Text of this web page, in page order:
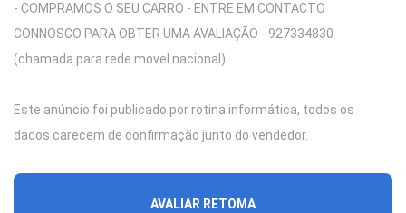
- COMPRAMOS O SEU CARRO - ENTRE EM CONTACTO
CONNOSCO PARA OBTER UMA AVALIAÇÃO - 927334830
(chamada para rede movel nacional)
Este anúncio foi publicado por rotina informática, todos os
dados carecem de confirmação junto do vendedor.
AVALIAR RETOMA